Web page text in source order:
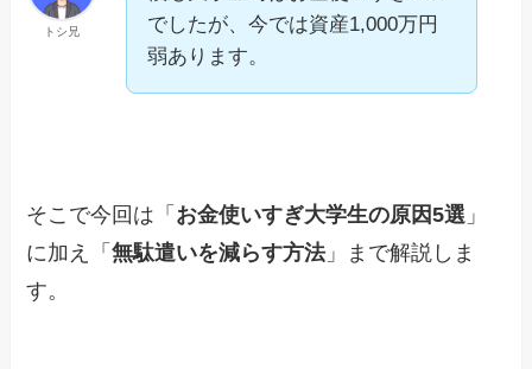
トシ兄
でしたが、今では資産1,000万円
弱あります。
そこで今回は「 お金使いすぎ大学生の原因5選 」
に加え「無駄遣いを減らす方法」まで解説しま
す。